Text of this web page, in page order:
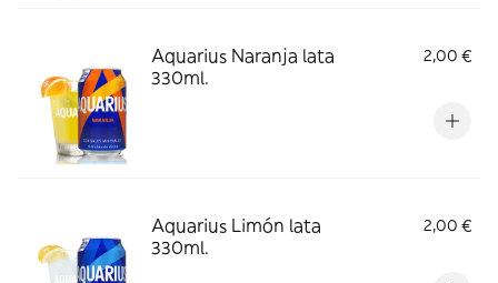
Aquarius Naranja lata
330ml.
2,00 €
Aquarius Limón lata
330ml.
2,00 €